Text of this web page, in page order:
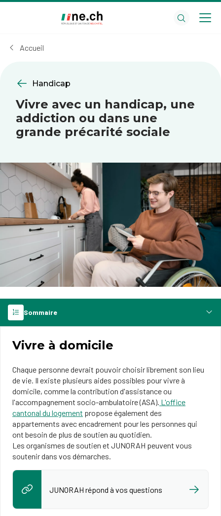
cookies
Accueil
Handicap
Vivre avec un handicap, une
addiction ou dans une
grande précarité sociale
Sommaire
Vivre à domicile
Chaque personne devrait pouvoir choisir librement son lieu
de vie. Il existe plusieurs aides possibles pour vivre à
domicile, comme la contribution d'assistance ou
l'accompagnement socio-ambulatoire (ASA). L'office
cantonal du logement propose également des
appartements avec encadrement pour les personnes qui
ont besoin de plus de soutien au quotidien.
Les organismes de soutien et JUNORAH peuvent vous
soutenir dans vos démarches.
JUNORAH répond à vos questions